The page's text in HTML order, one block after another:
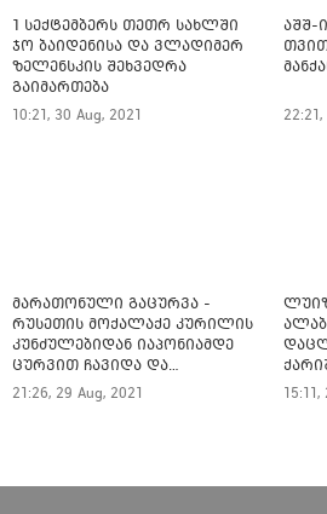
1 სექტემბერს თეთრ სახლში
ჯო ბაიდენისა და ვლადიმერ
ზელენსკის შეხვედრა
გაიმართება
10:21, 30 Aug, 2021
აშშ-
მარათონული გაცურვა -
რუსეთის მოქალაქე კურილის
კუნძულებიდან იაპონიამდე
ცურვით ჩავიდა და
თავშესაფარი მოითხოვა
21:26, 29 Aug, 2021 15:11,